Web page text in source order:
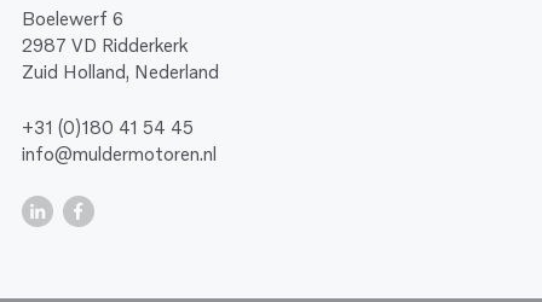
Boelewerf 6
2987 VD Ridderkerk
Zuid Holland, Nederland
+31 (0)180 41 54 45
info@muldermotoren.nl